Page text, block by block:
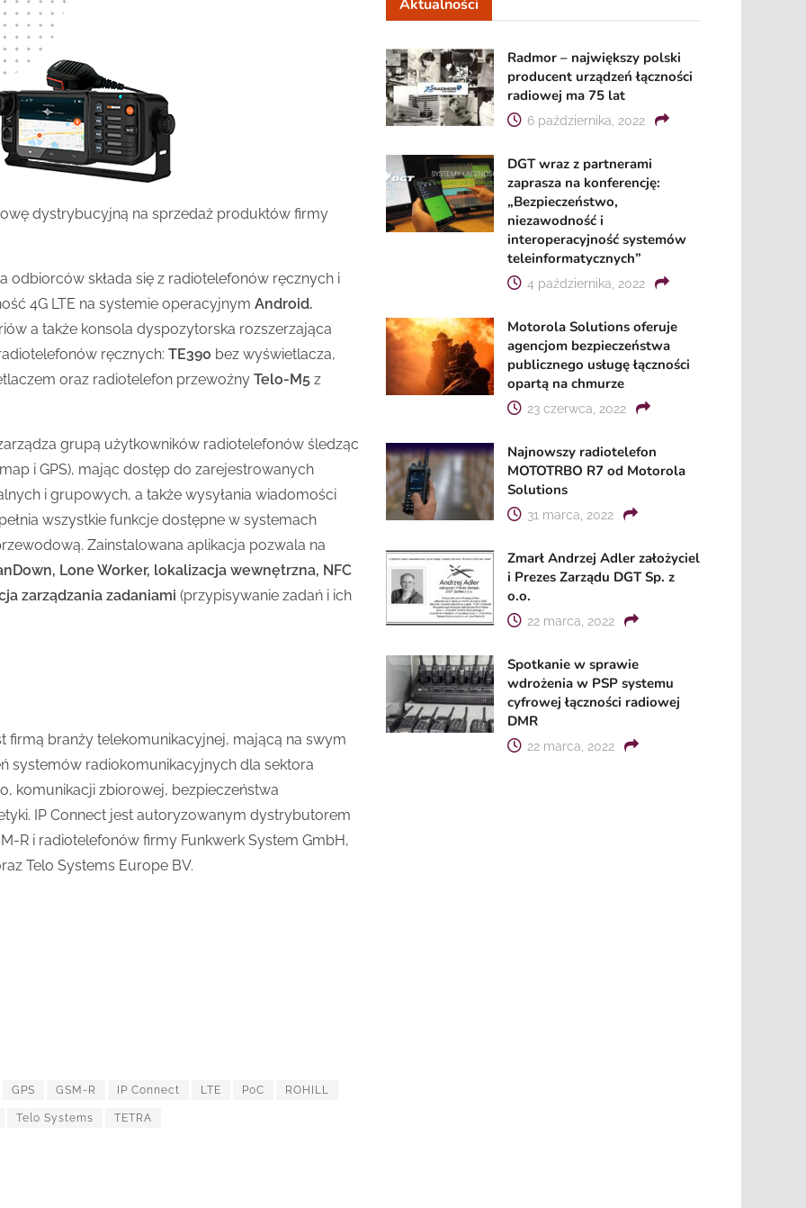
dystrybucyjną na sprzedaż produktów firmy
odbiorców składa się z radiotelefonów ręcznych i
4G LTE na systemie operacyjnym Android.
a także konsola dyspozytorska rozszerzająca
ręcznych: TE390 bez wyświetlacza,
oraz radiotelefon przewoźny Telo-M5 z
grupą użytkowników radiotelefonów śledząc
i GPS), mając dostęp do zarejestrowanych
i grupowych, a także wysyłania wiadomości
wszystkie funkcje dostępne w systemach
Zainstalowana aplikacja pozwala na
Lone Worker, lokalizacja wewnętrzna, NFC
zarządzania zadaniami (przypisywanie zadań i ich
firmą branży telekomunikacyjnej, mającą na swym
systemów radiokomunikacyjnych dla sektora
komunikacji zbiorowej, bezpieczeństwa
IP Connect jest autoryzowanym dystrybutorem
R i radiotelefonów firmy Funkwerk System GmbH,
Telo Systems Europe BV.
GPS GSM-R IP Connect LTE PoC ROHILL
Telo Systems TETRA
Aktualności
Radmor – największy polski
producent urządzeń łączności
radiowej ma 75 lat
6 października, 2022
DGT wraz z partnerami
zaprasza na konferencję:
„Bezpieczeństwo,
niezawodność i
interoperacyjność systemów
teleinformatycznych”
4 października, 2022
Motorola Solutions oferuje
agencjom bezpieczeństwa
publicznego usługę łączności
opartą na chmurze
23 czerwca, 2022
Najnowszy radiotelefon
MOTOTRBO R7 od Motorola
Solutions
31 marca, 2022
Zmarł Andrzej Adler założyciel
i Prezes Zarządu DGT Sp. z
o.o.
22 marca, 2022
Spotkanie w sprawie
wdrożenia w PSP systemu
cyfrowej łączności radiowej
DMR
22 marca, 2022